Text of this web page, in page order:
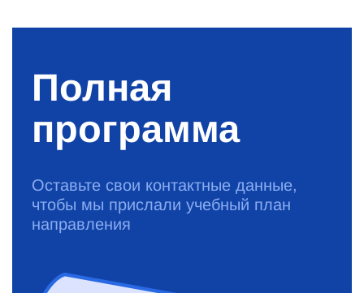
Полная
программа
Оставьте свои контактные данные,
чтобы мы прислали учебный план
направления